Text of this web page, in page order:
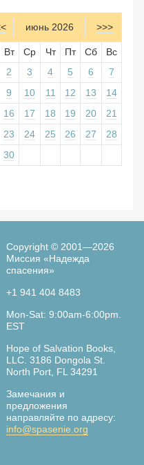
июнь 2026 >>>
Вт Ср Чт Пт Сб
Вс
2 3 4 5 6
7
9 10 11 12 13
14
16 17 18 19 20
21
23 24 25 26 27
28
30
Copyright © 2001—2026
Миссия «Надежда
спасения»
+1 941 404 8483
Mon-Sat: 9:00am-6:00pm.
EST
Hope of Salvation Books,
LLC. 3186 Dongola St.
North Port, FL 34291
Замечания и
предложения
направляйте по адресу:
info@spasenie.org